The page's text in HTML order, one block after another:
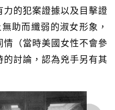
的犯案證據以及目擊證
助而纖弱的淑女形象，
（當時美國女性不會參
討論，認為兇手另有其